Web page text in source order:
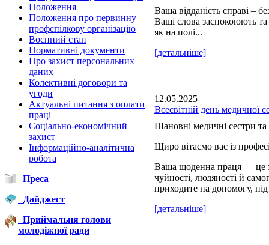
Положення
Положення про первинну
профспілкову організацію
Воєнний стан
Нормативні документи
Про захист персональних
даних
Колективні договори та
угоди
Актуальні питання з оплати
праці
Соціально-економічний
захист
Інформаційно-аналітична
робота
Преса
Дайджест
Приймальня голови
молодіжної ради
Ваша відданість справі –
Ваші слова заспокоюють
як на полі...
[детальніше]
12.05.2025
Всесвітній день медичної
Шановні медичні сестри та
Щиро вітаємо вас із
Ваша щоденна праця — це
чуйності, людяності й
приходите на допомогу,
[детальніше]